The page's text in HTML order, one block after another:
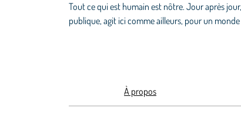
Tout ce qui est humain est nôtre. Jour après
publique, agit ici comme ailleurs, pour un
À propos